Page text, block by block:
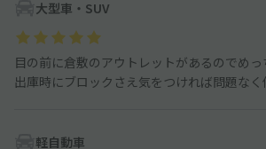
大型車・SUV
目の前に倉敷のアウトレットがあるのでめ
出庫時にブロックさえ気をつければ問題なく
軽自動車